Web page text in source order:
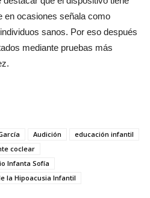
en ocasiones señala como
sanos. Por eso después
mediante pruebas más
Audición
educación infantil
coclear
Infanta Sofía
la Hipoacusia Infantil